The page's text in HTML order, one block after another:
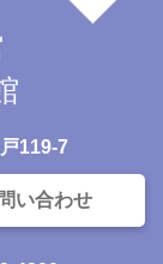
119-7
い合わせ